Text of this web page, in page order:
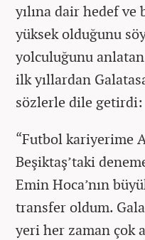
yılına dair hedef
yüksek olduğunu
yolculuğunu
ilk yıllardan
sözlerle dile getirdi:
“Futbol kariyerime
Beşiktaş’taki
Emin Hoca’nın
transfer oldum.
yeri her zaman çok